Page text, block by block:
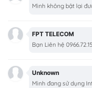
Mình không bật lại
FPT TELECOM
Bạn Liên hệ
Unknown
Mình đang sử dụng